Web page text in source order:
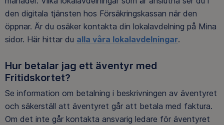
den digitala tjänsten hos Försäkringskassan när den
öppnar. Är du osäker kontakta din lokalavdelning på Mina
sidor. Här hittar du alla våra lokalavdelningar.
Hur betalar jag ett äventyr med
Fritidskortet?
Se information om betalning i beskrivningen av äventyret
och säkerställ att äventyret går att betala med faktura.
Om det inte går kontakta ansvarig ledare för äventyret